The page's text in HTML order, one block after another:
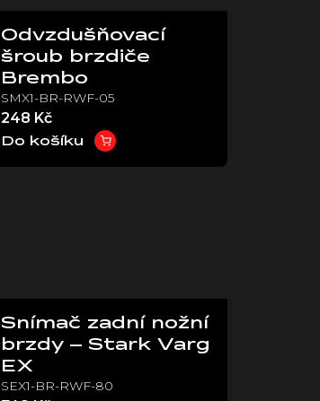
Odvzdušňovací
šroub brzdiče
Brembo
SMX1-BR-RWF-05
248 Kč
Do košíku
Snímač zadní nožní
brzdy – Stark Varg
EX
SEX1-BR-RWF-80